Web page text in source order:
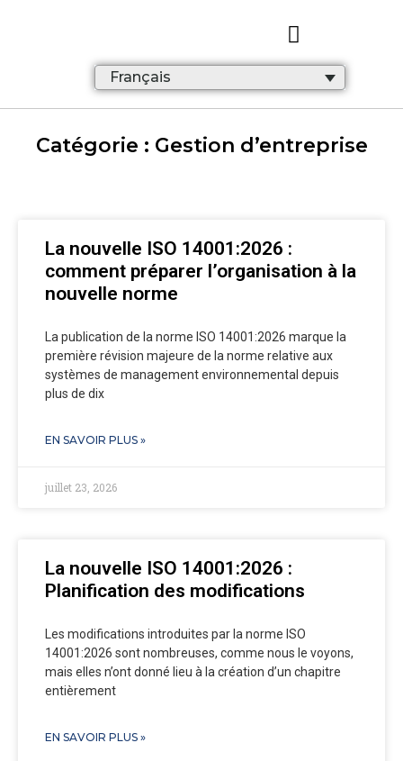
Français
Catégorie : Gestion d’entreprise
La nouvelle ISO 14001:2026 :
comment préparer l’organisation à la
nouvelle norme
La publication de la norme ISO 14001:2026 marque la
première révision majeure de la norme relative aux
systèmes de management environnemental depuis
plus de dix
EN SAVOIR PLUS »
juillet 23, 2026
La nouvelle ISO 14001:2026 :
Planification des modifications
Les modifications introduites par la norme ISO
14001:2026 sont nombreuses, comme nous le voyons,
mais elles n’ont donné lieu à la création d’un chapitre
entièrement
EN SAVOIR PLUS »